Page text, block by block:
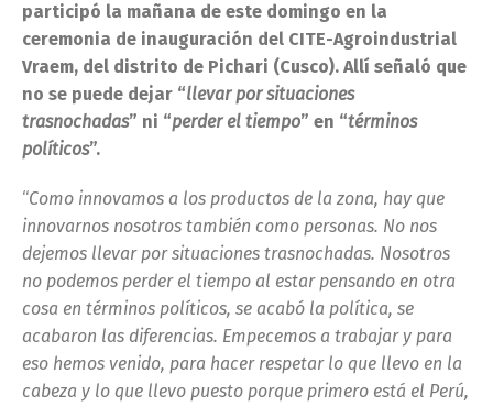
participó la mañana de este domingo en la
ceremonia de inauguración del CITE-Agroindustrial
Vraem, del distrito de Pichari (Cusco). Allí señaló que
no se puede dejar “llevar por situaciones
trasnochadas” ni “perder el tiempo” en “términos
políticos”.
“Como innovamos a los productos de la zona, hay que
innovarnos nosotros también como personas. No nos
dejemos llevar por situaciones trasnochadas. Nosotros
no podemos perder el tiempo al estar pensando en otra
cosa en términos políticos, se acabó la política, se
acabaron las diferencias. Empecemos a trabajar y para
eso hemos venido, para hacer respetar lo que llevo en la
cabeza y lo que llevo puesto porque primero está el Perú,